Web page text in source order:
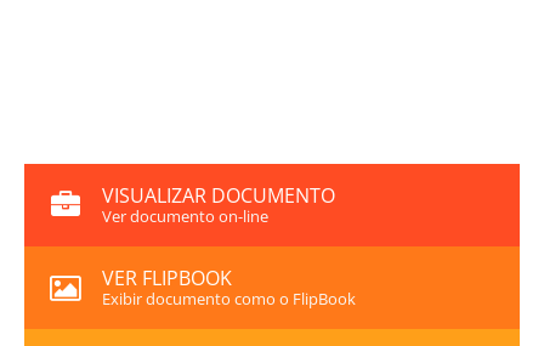
VISUALIZAR DOCUMENTO
Ver documento on-line
VER FLIPBOOK
Exibir documento como o FlipBook